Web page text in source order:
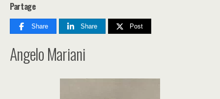
Partage
Share Share Post
Angelo Mariani